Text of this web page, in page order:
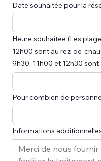
Date souhaitée pour la
Heure souhaitée (Les
12h00 sont au rez-de-
9h30, 11h00 et 12h30
Pour combien de
Informations